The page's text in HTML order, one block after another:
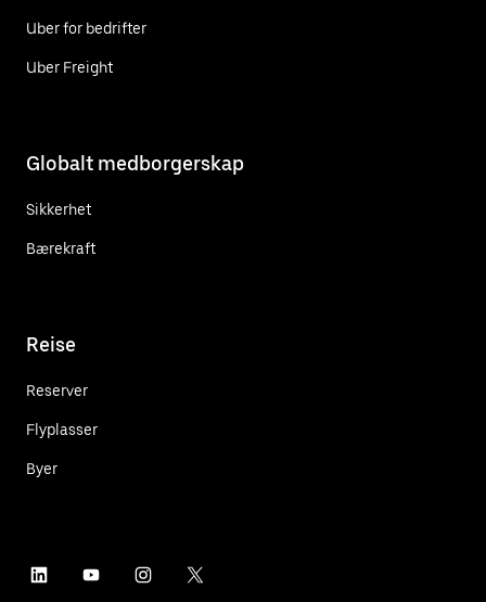
Uber for bedrifter
Uber Freight
Globalt medborgerskap
Sikkerhet
Bærekraft
Reise
Reserver
Flyplasser
Byer